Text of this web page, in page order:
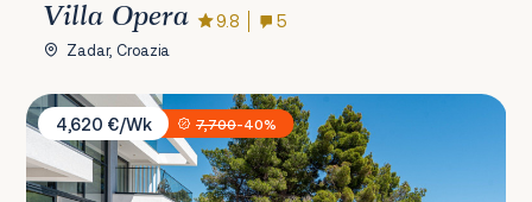
Villa Opera 9.8 5
Zadar, Croazia
Villa Sansarea
4,620 €/Wk
7,700-40%